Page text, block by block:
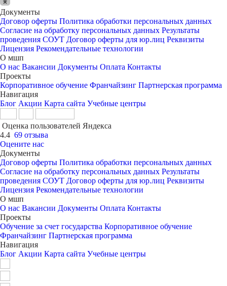
Документы
Договор оферты Политика обработки персональных данных
Согласие на обработку персональных данных Результаты
проведения СОУТ Договор оферты для юр.лиц Реквизиты
Лицензия Рекомендательные технологии
О мшп
О нас Вакансии Документы Оплата Контакты
Проекты
Корпоративное обучение Франчайзинг Партнерская программа
Навигация
Блог Акции Карта сайта Учебные центры
Оценка пользователей Яндекса
4.4 69 отзыва
Оцените нас
Документы
Договор оферты Политика обработки персональных данных
Согласие на обработку персональных данных Результаты
проведения СОУТ Договор оферты для юр.лиц Реквизиты
Лицензия Рекомендательные технологии
О мшп
О нас Вакансии Документы Оплата Контакты
Проекты
Обучение за счет государства Корпоративное обучение
Франчайзинг Партнерская программа
Навигация
Блог Акции Карта сайта Учебные центры